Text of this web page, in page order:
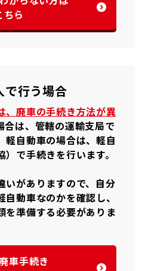
ちら
で行う場合
、廃車の手続き方法が異
合は、管轄の運輸支局で
軽自動車の場合は、軽自
で手続きを行います。
いがありますので、自分
動車なのかを確認し、
を準備する必要がありま
車手続き